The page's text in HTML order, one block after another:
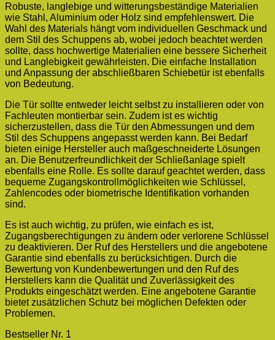
Robuste, langlebige und witterungsbeständige Materialien
wie Stahl, Aluminium oder Holz sind empfehlenswert. Die
Wahl des Materials hängt vom individuellen Geschmack und
dem Stil des Schuppens ab, wobei jedoch beachtet werden
sollte, dass hochwertige Materialien eine bessere Sicherheit
und Langlebigkeit gewährleisten. Die einfache Installation
und Anpassung der abschließbaren Schiebetür ist ebenfalls
von Bedeutung.
Die Tür sollte entweder leicht selbst zu installieren oder von
Fachleuten montierbar sein. Zudem ist es wichtig
sicherzustellen, dass die Tür den Abmessungen und dem
Stil des Schuppens angepasst werden kann. Bei Bedarf
bieten einige Hersteller auch maßgeschneiderte Lösungen
an. Die Benutzerfreundlichkeit der Schließanlage spielt
ebenfalls eine Rolle. Es sollte darauf geachtet werden, dass
bequeme Zugangskontrollmöglichkeiten wie Schlüssel,
Zahlencodes oder biometrische Identifikation vorhanden
sind.
Es ist auch wichtig, zu prüfen, wie einfach es ist,
Zugangsberechtigungen zu ändern oder verlorene Schlüssel
zu deaktivieren. Der Ruf des Herstellers und die angebotene
Garantie sind ebenfalls zu berücksichtigen. Durch die
Bewertung von Kundenbewertungen und den Ruf des
Herstellers kann die Qualität und Zuverlässigkeit des
Produkts eingeschätzt werden. Eine angebotene Garantie
bietet zusätzlichen Schutz bei möglichen Defekten oder
Problemen.
Bestseller Nr. 1